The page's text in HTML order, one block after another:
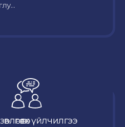
өгөх үйлчилгээ